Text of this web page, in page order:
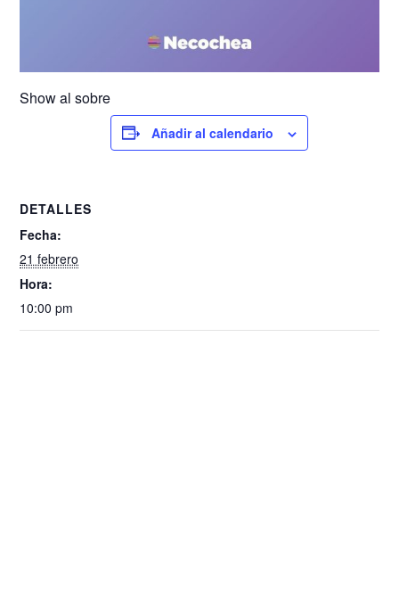
Show al sobre
Añadir al calendario
DETALLES
Fecha:
21 febrero
Hora:
10:00 pm